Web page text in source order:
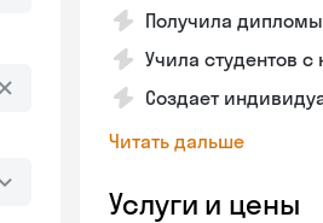
Получила
Учила студентов
Создает
Читать дальше
Услуги и цены